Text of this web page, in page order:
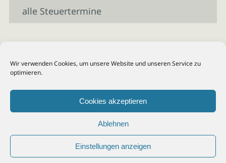
Wir verwenden Cookies, um unsere Website und unseren Service zu
optimieren.
Cookies akzeptieren
Ablehnen
Einstellungen anzeigen
alle Steuertermine